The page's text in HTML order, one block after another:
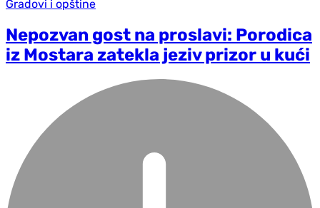
Gradovi i opštine
Nepozvan gost na proslavi: Porodica
iz Mostara zatekla jeziv prizor u kući